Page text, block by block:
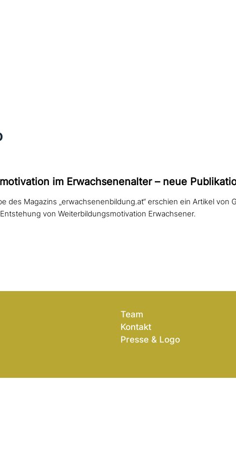
im Erwachsenenalter – neue
des Magazins „erwachsenenbildung.at“ erschien ein Artikel von
von Weiterbildungsmotivation Erwachsener.
Team
Kontakt
Presse & Logo